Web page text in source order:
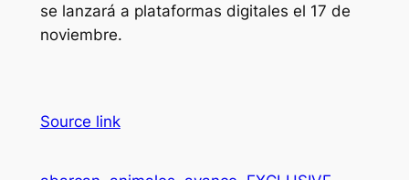
se lanzará a plataformas digitales el 17 de
noviembre.
Source link